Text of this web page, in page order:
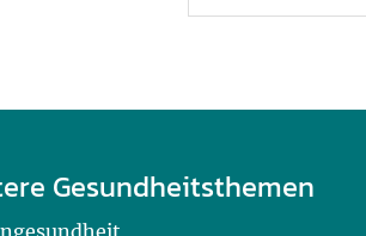
Gesundheitsthemen